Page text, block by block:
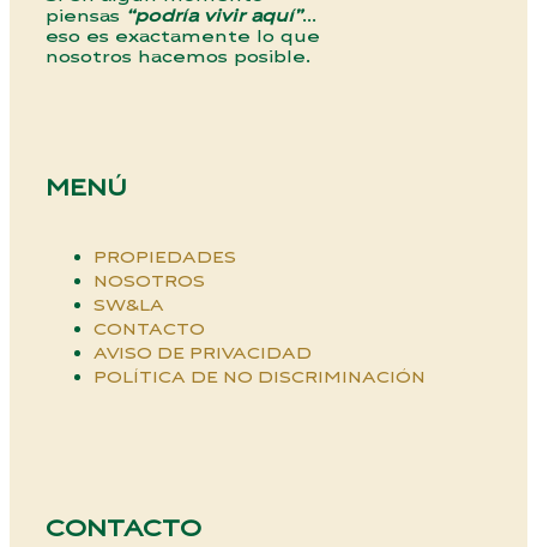
piensas “podría vivir aquí”…
eso es exactamente lo que
nosotros hacemos posible.
MENÚ
PROPIEDADES
NOSOTROS
SW&LA
CONTACTO
AVISO DE PRIVACIDAD
POLÍTICA DE NO DISCRIMINACIÓN
CONTACTO